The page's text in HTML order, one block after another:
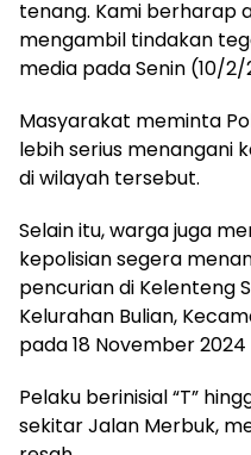
tenang. Kami berharap
mengambil tindakan
media pada Senin (10/2/
Masyarakat meminta
lebih serius menangani
di wilayah tersebut.
Selain itu, warga juga
kepolisian segera
pencurian di Kelenteng
Kelurahan Bulian,
pada 18 November 2024
Pelaku berinisial “T”
sekitar Jalan Merbuk,